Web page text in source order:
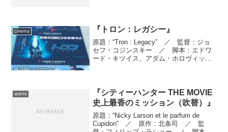
cinema 『トロン：レガシー』
原題：“Tron : Legacy” ／ 監督：ジョ
セフ・コジンスキー ／ 脚本：エドワ
ード・キツイス、アダム・ホロヴィッ
ル ／ 製...
anime
『シティーハンター THE MOVIE
史上最香のミッション（吹替）』
原題：“Nicky Larson et le parfum de
Cupidon” ／ 原作：北条司 ／ 監